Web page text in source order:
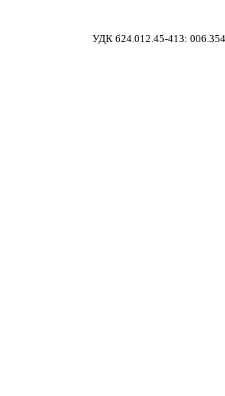
УДК 624.012.45-413: